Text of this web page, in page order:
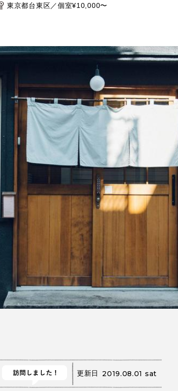
東京都台東区／個室¥10,000〜
更新日 2019.08.01 sat